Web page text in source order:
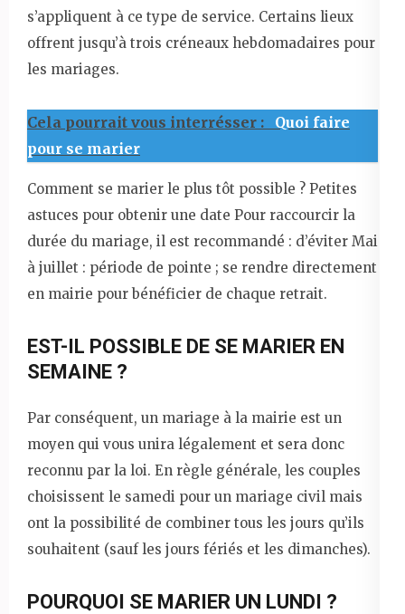
s’appliquent à ce type de service. Certains lieux
offrent jusqu’à trois créneaux hebdomadaires pour
les mariages.
Cela pourrait vous interrésser :
Quoi faire
pour se marier
Comment se marier le plus tôt possible ? Petites
astuces pour obtenir une date Pour raccourcir la
durée du mariage, il est recommandé : d’éviter Mai
à juillet : période de pointe ; se rendre directement
en mairie pour bénéficier de chaque retrait.
EST-IL POSSIBLE DE SE MARIER EN
SEMAINE ?
Par conséquent, un mariage à la mairie est un
moyen qui vous unira légalement et sera donc
reconnu par la loi. En règle générale, les couples
choisissent le samedi pour un mariage civil mais
ont la possibilité de combiner tous les jours qu’ils
souhaitent (sauf les jours fériés et les dimanches).
POURQUOI SE MARIER UN LUNDI ?